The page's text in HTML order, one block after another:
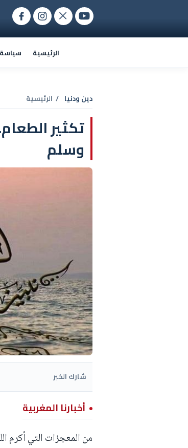
الرئيسية سياسة
دين ودنيا / الرئيسية
تكثير
وسلم
شارك الخبر
أخبارنا المغربية
من المعجزات التي أكرم